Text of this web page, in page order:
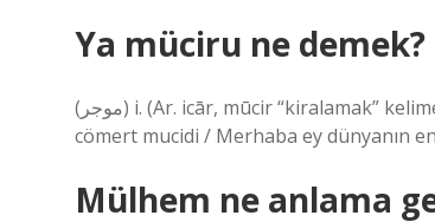
Ya müciru ne demek?
(ﻣﻮﺟﺮ) i. (Ar. іcār, mūcir “kiralamak” kelimesinden) Kiralayan, kiralıyor: Merhaba ey dünyanın en temiz ve en
cömert mucidi / Merhaba ey dünyanın
Mülhem ne anlama